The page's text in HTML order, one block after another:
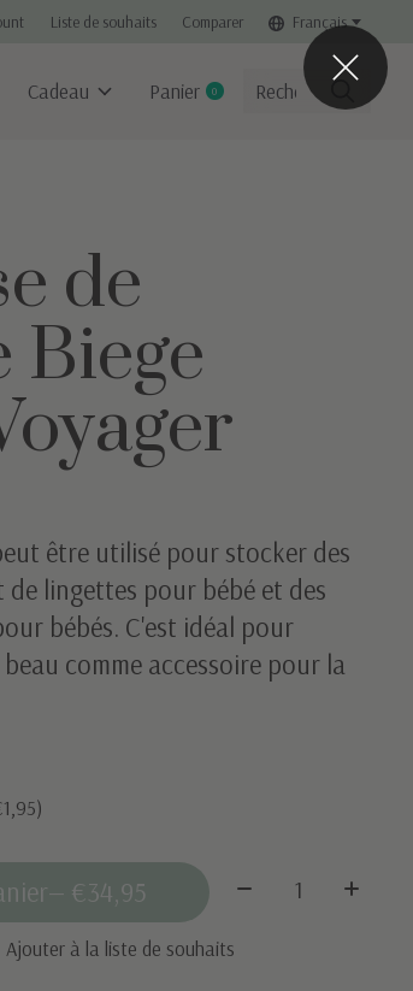
Liste de souhaits Comparer Français
Cadeau Panier 0items
de
Biege
être utilisé pour stocker des
lingettes pour bébé et des
bébés. C'est idéal pour
comme accessoire pour la
— €34,95 Quantité:
Ajouter à la liste de souhaits